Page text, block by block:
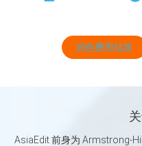
润色费用估算
AsiaEdit 前身为 Armstrong-